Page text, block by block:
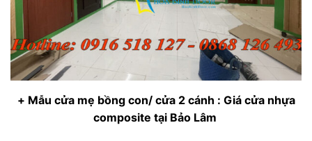
+ Mẫu cửa mẹ bồng con/ cửa 2 cánh : Giá cửa nhựa
composite tại Bảo Lâm